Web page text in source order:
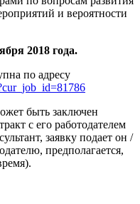
и вероятности
2018 года.
по адресу
быть заключен
с его работодателем
заявку подает он /
предполагается,